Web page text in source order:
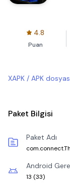
4.8
Puan
XAPK / APK
Paket Bilgisi
Paket Adı
Android
13 (33)